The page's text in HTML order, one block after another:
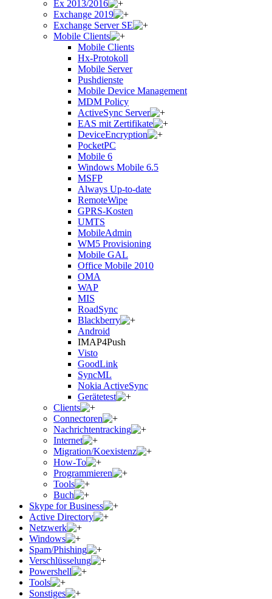
Ex 2013/2016
Exchange 2019
Exchange Server SE
Mobile Clients
Mobile Clients
Hx-Protokoll
Mobile Server
Pushdienste
Mobile Device Management
MDM Policy
ActiveSync Server
EAS mit Zertifikate
DeviceEncryption
PocketPC
Mobile 6
Windows Mobile 6.5
MSFP
Always Up-to-date
RemoteWipe
GPRS-Kosten
UMTS
MobileAdmin
WM5 Provisioning
Mobile GAL
Office Mobile 2010
OMA
WAP
MIS
RoadSync
Blackberry
Android
IMAP4Push
Visto
GoodLink
SyncML
Nokia ActiveSync
Gerätetest
Clients
Connectoren
Nachrichtentracking
Internet
Migration/Koexistenz
How-To
Programmieren
Tools
Buch
Skype for Business
Active Directory
Netzwerk
Windows
Spam/Phishing
Verschlüsselung
Powershell
Tools
Sonstiges